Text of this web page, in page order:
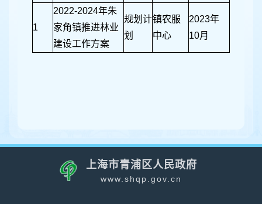
1
2022-2024年朱
家角镇推进林业
建设工作方案
规划计
划
镇农服
中心
2023年
10月
上海市青浦区人民政府
www.shqp.gov.cn